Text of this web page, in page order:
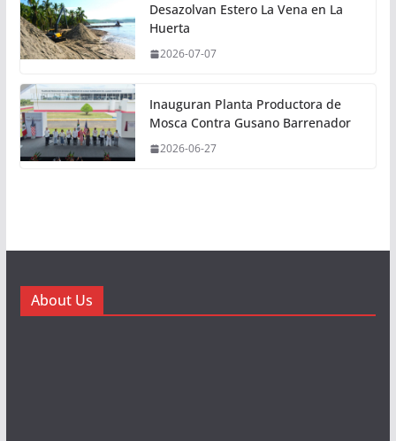
Desazolvan Estero La Vena en La
Huerta
2026-07-07
Inauguran Planta Productora de
Mosca Contra Gusano Barrenador
2026-06-27
About Us